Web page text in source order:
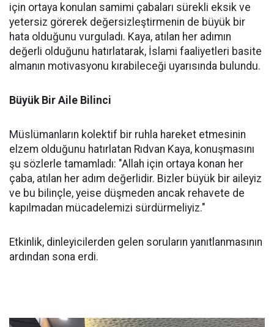
için ortaya konulan samimi çabaları sürekli eksik ve
yetersiz görerek değersizleştirmenin de büyük bir
hata olduğunu vurguladı. Kaya, atılan her adımın
değerli olduğunu hatırlatarak, İslami faaliyetleri basite
almanın motivasyonu kırabileceği uyarısında bulundu.
Büyük Bir Aile Bilinci
Müslümanların kolektif bir ruhla hareket etmesinin
elzem olduğunu hatırlatan Rıdvan Kaya, konuşmasını
şu sözlerle tamamladı: "Allah için ortaya konan her
çaba, atılan her adım değerlidir. Bizler büyük bir aileyiz
ve bu bilinçle, yeise düşmeden ancak rehavete de
kapılmadan mücadelemizi sürdürmeliyiz."
Etkinlik, dinleyicilerden gelen soruların yanıtlanmasının
ardından sona erdi.